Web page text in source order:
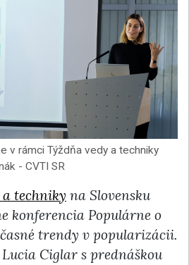
v rámci Týždňa vedy a techniky
- CVTI SR
techniky na Slovensku
konferencia Populárne o
trendy v popularizácii.
Ciglar s prednáškou